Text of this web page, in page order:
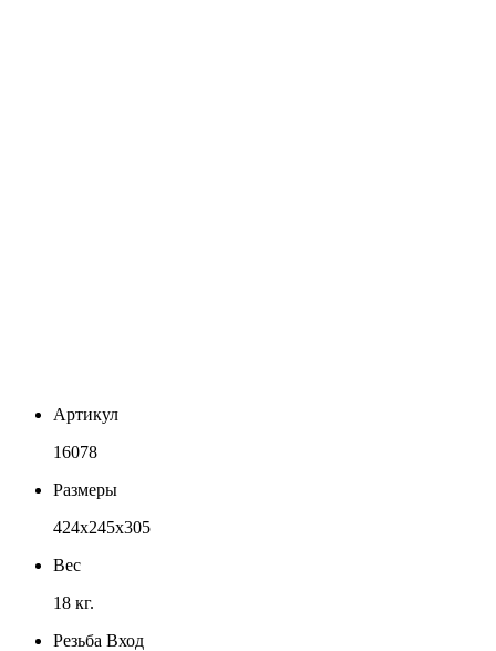
Артикул
16078
Размеры
424x245x305
Вес
18 кг.
Резьба Вход